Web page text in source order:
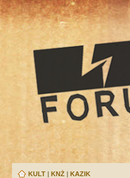
KULT | KNŻ | KAZIK